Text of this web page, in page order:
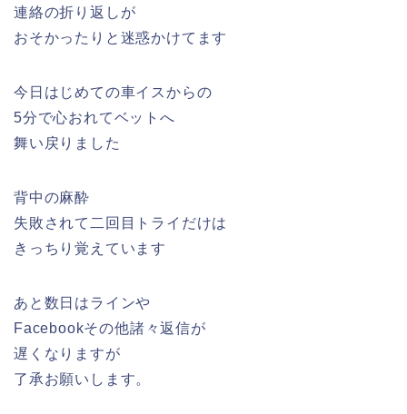
連絡の折り返しが
おそかったりと迷惑かけてます
今日はじめての車イスからの
5分で心おれてベットへ
舞い戻りました
背中の麻酔
失敗されて二回目トライだけは
きっちり覚えています
あと数日はラインや
Facebookその他諸々返信が
遅くなりますが
了承お願いします。